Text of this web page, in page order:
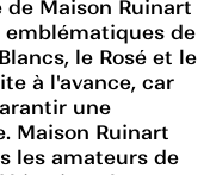
Maison Ruinart
de
le Rosé et le
à l'avance, car
une
Maison Ruinart
les amateurs de